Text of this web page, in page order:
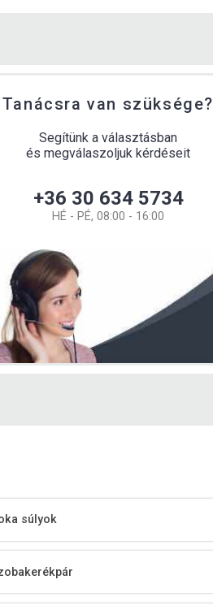
Tanácsra van szüksége?
Segítünk a választásban
és megválaszoljuk kérdéseit
+36 30 634 5734
HÉ - PÉ, 08:00 - 16:00
súlyok